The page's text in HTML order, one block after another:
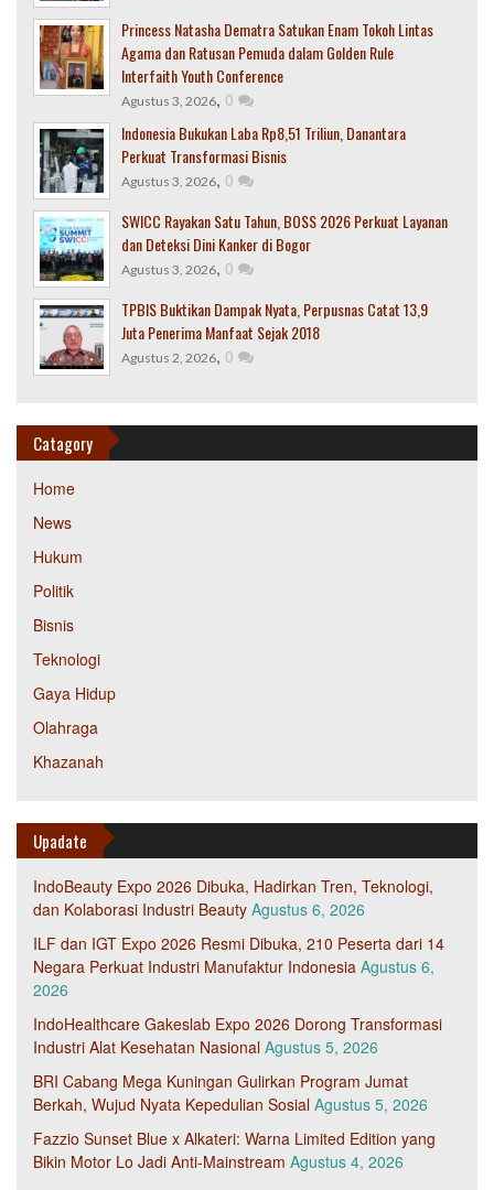
Princess Natasha Dematra Satukan Enam Tokoh Lintas
Agama dan Ratusan Pemuda dalam Golden Rule
Interfaith Youth Conference
Agustus 3, 2026, 0
Indonesia Bukukan Laba Rp8,51 Triliun, Danantara
Perkuat Transformasi Bisnis
Agustus 3, 2026, 0
SWICC Rayakan Satu Tahun, BOSS 2026 Perkuat Layanan
dan Deteksi Dini Kanker di Bogor
Agustus 3, 2026, 0
TPBIS Buktikan Dampak Nyata, Perpusnas Catat 13,9
Juta Penerima Manfaat Sejak 2018
Agustus 2, 2026, 0
Catagory
Home
News
Hukum
Politik
Bisnis
Teknologi
Gaya Hidup
Olahraga
Khazanah
Upadate
IndoBeauty Expo 2026 Dibuka, Hadirkan Tren, Teknologi,
dan Kolaborasi Industri Beauty Agustus 6, 2026
ILF dan IGT Expo 2026 Resmi Dibuka, 210 Peserta dari 14
Negara Perkuat Industri Manufaktur Indonesia Agustus 6,
2026
IndoHealthcare Gakeslab Expo 2026 Dorong Transformasi
Industri Alat Kesehatan Nasional Agustus 5, 2026
BRI Cabang Mega Kuningan Gulirkan Program Jumat
Berkah, Wujud Nyata Kepedulian Sosial Agustus 5, 2026
Fazzio Sunset Blue x Alkateri: Warna Limited Edition yang
Bikin Motor Lo Jadi Anti-Mainstream Agustus 4, 2026